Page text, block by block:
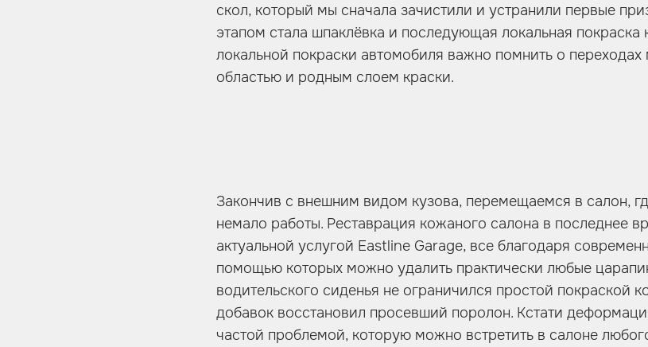
скол, который мы сначала зачистили и устранили первые
этапом стала шпаклёвка и последующая локальная покраска
локальной покраски автомобиля важно помнить о
областью и родным слоем краски.
Закончив с внешним видом кузова, перемещаемся в салон,
немало работы. Реставрация кожаного салона в последнее
актуальной услугой Eastline Garage, все благодаря
помощью которых можно удалить практически любые
водительского сиденья не ограничился простой покраской
добавок восстановил просевший поролон. Кстати
частой проблемой, которую можно встретить в салоне